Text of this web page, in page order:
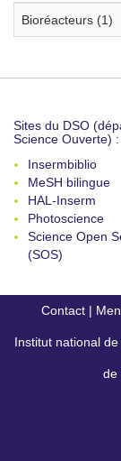
Bioréacteurs (1)
Sites du DSO
Science Ouverte) :
Insermbiblio
MeSH bilingue
HAL-Inserm
Photoscience
Science Open
(SOS)
Contact |
Institut national
de